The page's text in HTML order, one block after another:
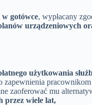
gotówce, wypłacany
urządzeniowych
użytkowania
zaoferować mu
przez wiele lat,